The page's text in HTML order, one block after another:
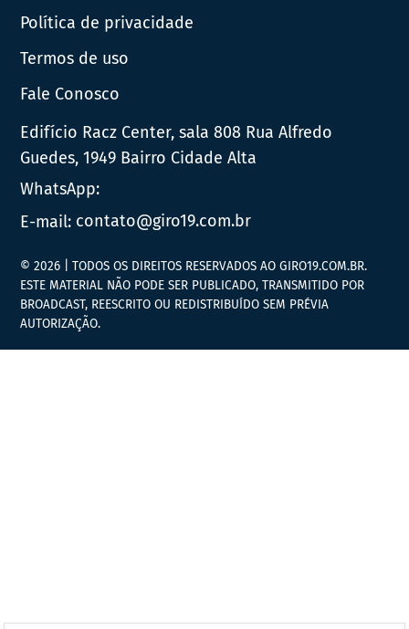
Política de privacidade
Termos de uso
Fale Conosco
Edifício Racz Center, sala 808 Rua Alfredo
Guedes, 1949 Bairro Cidade Alta
WhatsApp:
E-mail: contato@giro19.com.br
© 2026 | TODOS OS DIREITOS RESERVADOS AO GIRO19.COM.BR.
ESTE MATERIAL NÃO PODE SER PUBLICADO, TRANSMITIDO POR
BROADCAST, REESCRITO OU REDISTRIBUÍDO SEM PRÉVIA
AUTORIZAÇÃO.